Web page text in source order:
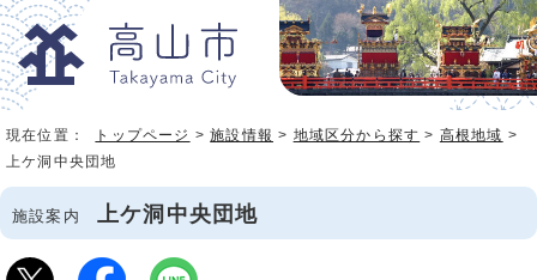
現在位置： トップページ >施設情報 > 地域区分から探す > 高根地域 >
上ケ洞中央団地
施設案内 上ケ洞中央団地